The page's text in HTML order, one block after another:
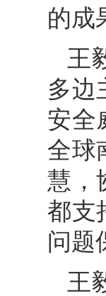
的成
王
多边
安全
全球
慧，
都支
问题
王